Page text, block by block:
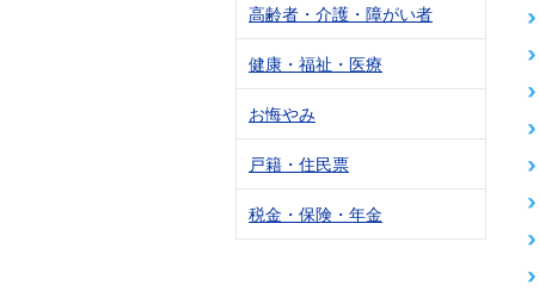
高齢者・介護・障がい者
健康・福祉・医療
お悔やみ
戸籍・住民票
税金・保険・年金